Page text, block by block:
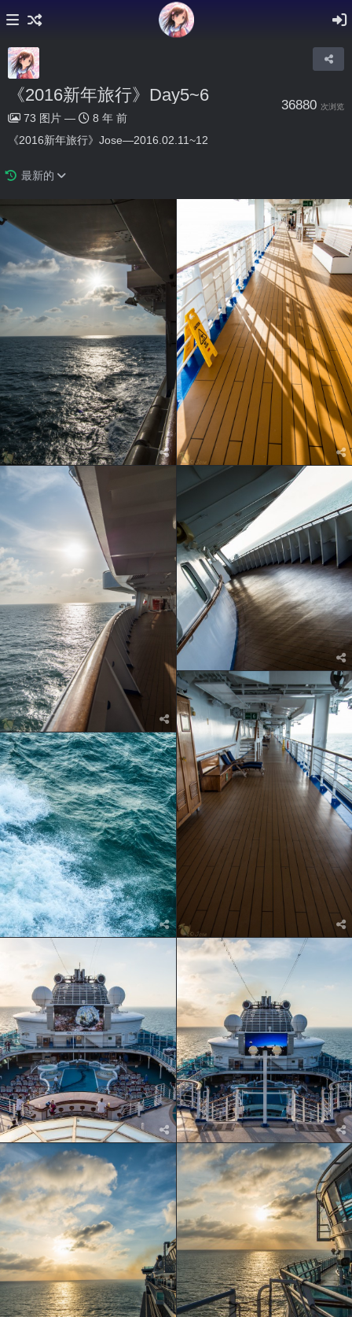
《2016新年旅行》Day5~6
36880 次浏览
73 图片 —
8 年 前
《2016新年旅行》Jose—2016.02.11~12
最新的